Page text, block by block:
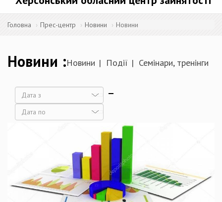
Головна Прес-центр Новини Новини
Новини Новини Події Семінари, тренінги
Дата